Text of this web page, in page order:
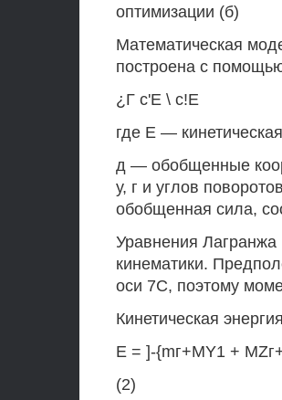
оптимизации (б)
Математическая
построена с
¿Г с'Е \ с!Е
где Е —
д — обобщенные
у, г и углов
обобщенная сила,
Уравнения Лагранжа
кинематики.
оси 7С, поэтому
Кинетическая
E = ]-{mг+MY1 +
(2)